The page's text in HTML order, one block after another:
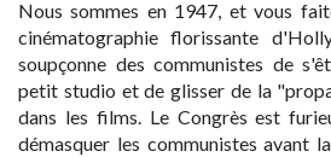
Nous sommes en 1947, et vous
cinématographie florissante
soupçonne des communistes de
petit studio et de glisser de la
dans les films. Le Congrès est
démasquer les communistes avant